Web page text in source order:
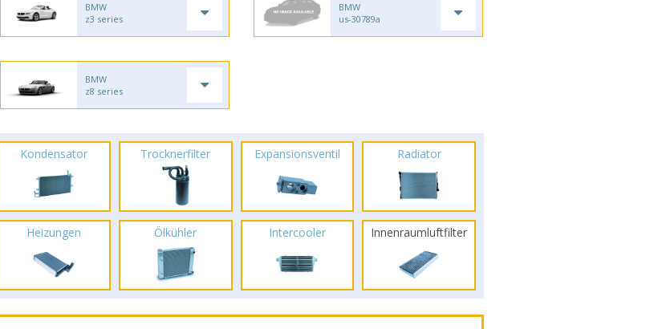
BMW
z3 series
BMW
us-30789a
BMW
z8 series
Kondensator Trocknerfilter Expansionsventil Radiator
Heizungen Ölkühler Intercooler Innenraumluftfilter